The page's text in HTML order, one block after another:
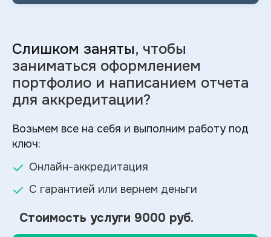
Слишком заняты, чтобы
заниматься оформлением
портфолио и написанием отчета
для аккредитации?
Возьмем все на себя и выполним работу под
ключ:
Онлайн-аккредитация
С гарантией или вернем деньги
Стоимость услуги 9000 руб.